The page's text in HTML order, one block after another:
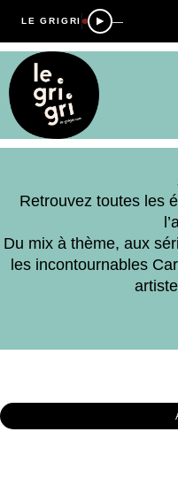
LE GRIGRI —
Retrouvez toutes les
Du mix à thème, aux
les incontournables